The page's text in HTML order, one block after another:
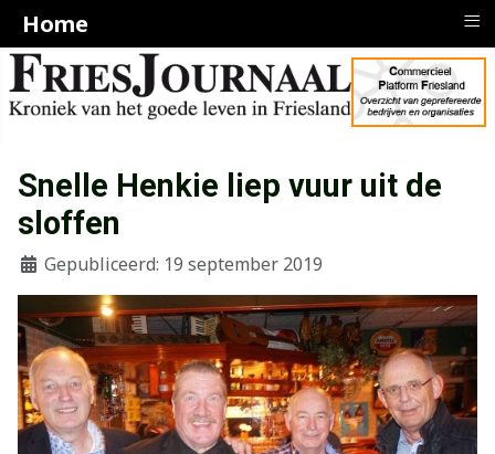
Snelle Henkie liep vuur uit de
sloffen
Gepubliceerd: 19 september 2019
Home ≡